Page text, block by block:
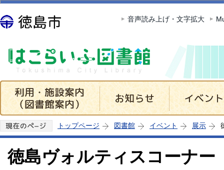
この
音声読み上げ・文字拡大
トップページ 図書館 イベント 展示
徳島ヴォルティスコーナー